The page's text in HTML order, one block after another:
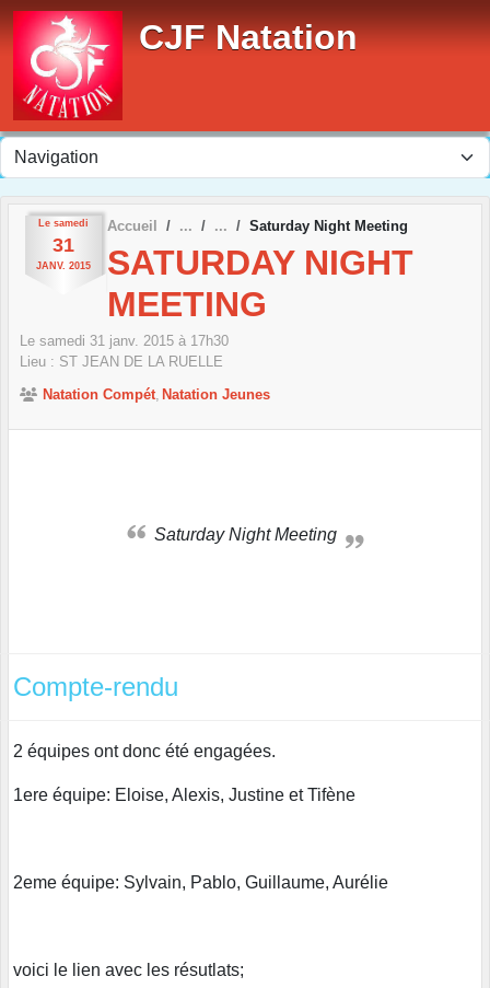
CJF Natation
Le samedi
31
JANV. 2015
Accueil Saturday Night Meeting
SATURDAY NIGHT
MEETING
Le samedi 31 janv. 2015 à 17h30
Lieu : ST JEAN DE LA RUELLE
Natation Compét Natation Jeunes
Saturday Night Meeting
Compte-rendu
2 équipes ont donc été engagées.
1ere équipe: Eloise, Alexis, Justine et Tifène
2eme équipe: Sylvain, Pablo, Guillaume, Aurélie
voici le lien avec les résutlats;
Panneau de gestion des cookies